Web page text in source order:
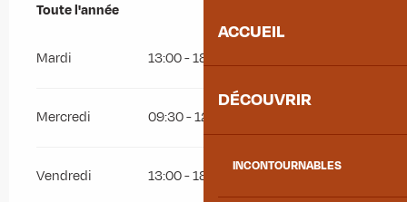
ACCUEIL
DÉCOUVRIR
INCONTOURNABLES
Toute l'année
Toute l'année
Mardi 13:00 - 18:00
Mercredi 09:30 - 12:00
Vendredi 13:00 - 18:00